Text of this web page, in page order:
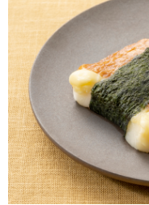
商品情報
知る・楽しむ
レシピ
お知らせ
企業情報